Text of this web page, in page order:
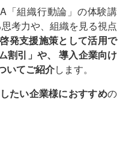
「組織行動論」の体験講
考力や、組織を見る視点
発支援施策として活用で
割引」や、 導入企業向け
いてご紹介します。
たい企業様におすすめの